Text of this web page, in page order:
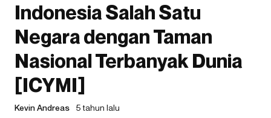
Indonesia Salah Satu
Negara dengan Taman
Nasional Terbanyak Dunia
[ICYMI]
Kevin Andreas 5 tahun lalu